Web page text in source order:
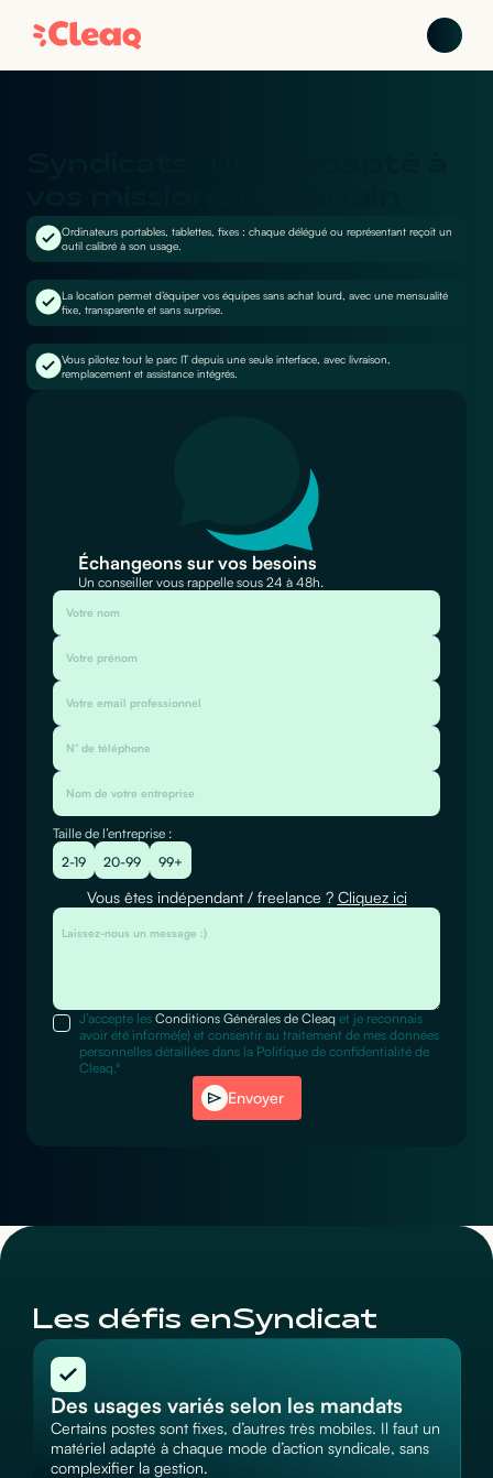
Ordinateurs portables, tablettes, fixes : chaque délégué ou représentant reçoit un
outil calibré à son usage.
La location permet d’équiper vos équipes sans achat lourd, avec une mensualité
fixe, transparente et sans surprise.
Vous pilotez tout le parc IT depuis une seule interface, avec livraison,
remplacement et assistance intégrés.
Échangeons sur vos besoins
Un conseiller vous rappelle sous 24 à 48h.
Taille de l’entreprise :
2-19
20-99 99+
Vous êtes indépendant / freelance ? Cliquez ici
J’accepte les Conditions Générales de Cleaq et je reconnais
avoir été informé(e) et consentir au traitement de mes données
personnelles détaillées dans la Politique de confidentialité de
Cleaq.*
Envoyer
Les défis enSyndicat
Des usages variés selon les mandats
Certains postes sont fixes, d’autres très mobiles. Il faut un
matériel adapté à chaque mode d’action syndicale, sans
complexifier la gestion.